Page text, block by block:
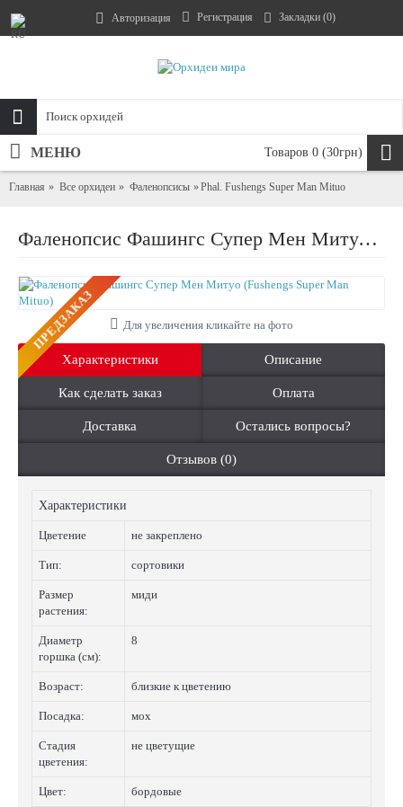
Авторизация Регистрация Закладки (0)
Товаров 0 (30грн)
МЕНЮ
Главная Все орхидеи Фаленопсисы Phal. Fushengs Super Man Mituo
Фаленопсис Фашингс Супер Мен Митуо (Fushengs Super Man Mituo)
ПРЕДЗАКАЗ Для увеличения кликайте на фото
Характеристики Описание
Как сделать заказ Оплата
Доставка Остались вопросы?
Отзывов (0)
Характеристики
Цветение не закреплено
Тип: сортовики
Размер
растения:
миди
Диаметр
горшка (см):
8
Возраст: близкие к цветению
Посадка: мох
Стадия
цветения:
не цветущие
Цвет: бордовые